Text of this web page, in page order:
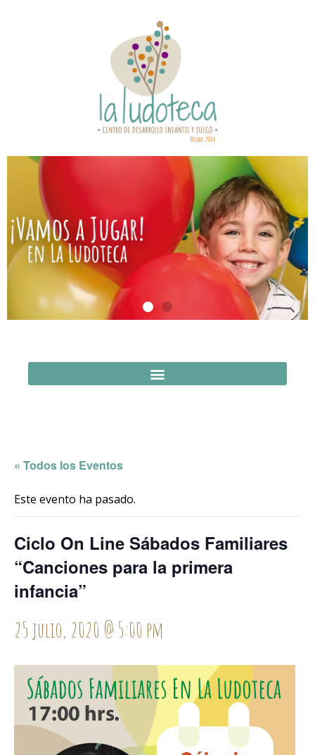
« Todos los Eventos
Este evento ha pasado.
Ciclo On Line Sábados Familiares
“Canciones para la primera
infancia”
25 julio, 2020 @ 5:00 pm